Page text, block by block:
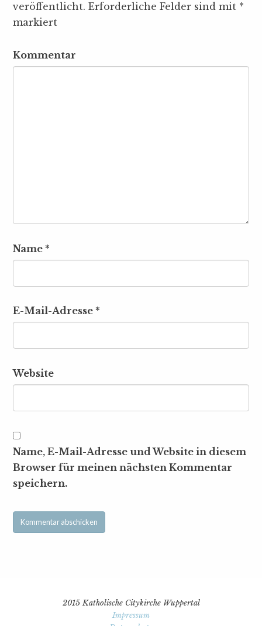
veröffentlicht. Erforderliche Felder sind mit *
markiert
Kommentar
Name *
E-Mail-Adresse *
Website
Name, E-Mail-Adresse und Website in diesem
Browser für meinen nächsten Kommentar
speichern.
2015 Katholische Citykirche Wuppertal
Impressum